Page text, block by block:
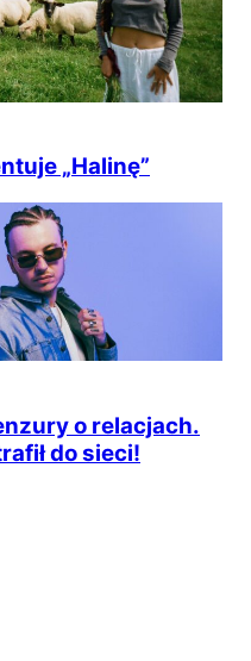
„Halinę”
o relacjach.
do sieci!